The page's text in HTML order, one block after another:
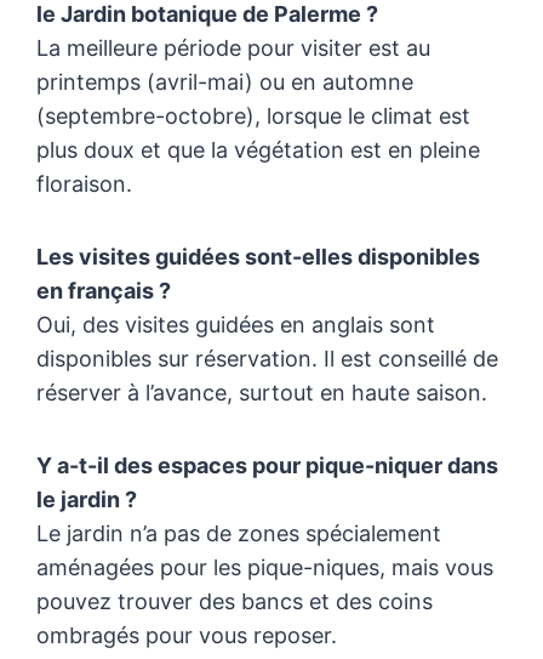
le Jardin botanique de Palerme ?
La meilleure période pour visiter est au
printemps (avril-mai) ou en automne
(septembre-octobre), lorsque le climat est
plus doux et que la végétation est en pleine
floraison.
Les visites guidées sont-elles disponibles
en français ?
Oui, des visites guidées en anglais sont
disponibles sur réservation. Il est conseillé de
réserver à l’avance, surtout en haute saison.
Y a-t-il des espaces pour pique-niquer dans
le jardin ?
Le jardin n’a pas de zones spécialement
aménagées pour les pique-niques, mais vous
pouvez trouver des bancs et des coins
ombragés pour vous reposer.